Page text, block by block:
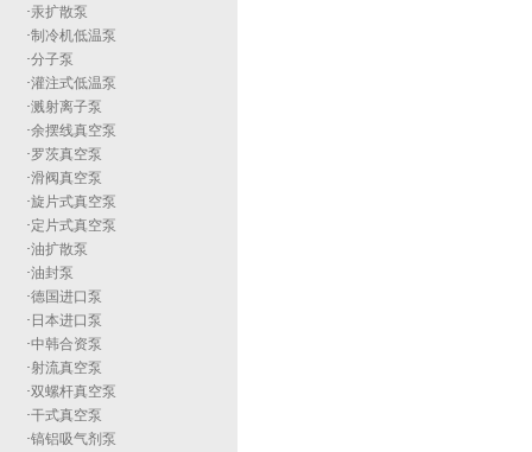
·汞扩散泵
·制冷机低温泵
·分子泵
·灌注式低温泵
·溅射离子泵
·余摆线真空泵
·罗茨真空泵
·滑阀真空泵
·旋片式真空泵
·定片式真空泵
·油扩散泵
·油封泵
·德国进口泵
· 日本进口泵
·中韩合资泵
·射流真空泵
·双螺杆真空泵
·干式真空泵
·镐铝吸气剂泵